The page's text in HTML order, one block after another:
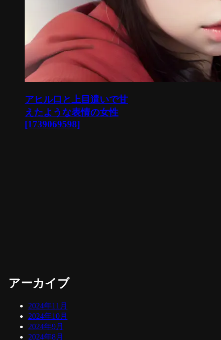
アヒル口と上目遣いで甘
えたような表情の女性
[1739069598]
アーカイブ
2024年11月
2024年10月
2024年9月
2024年8月